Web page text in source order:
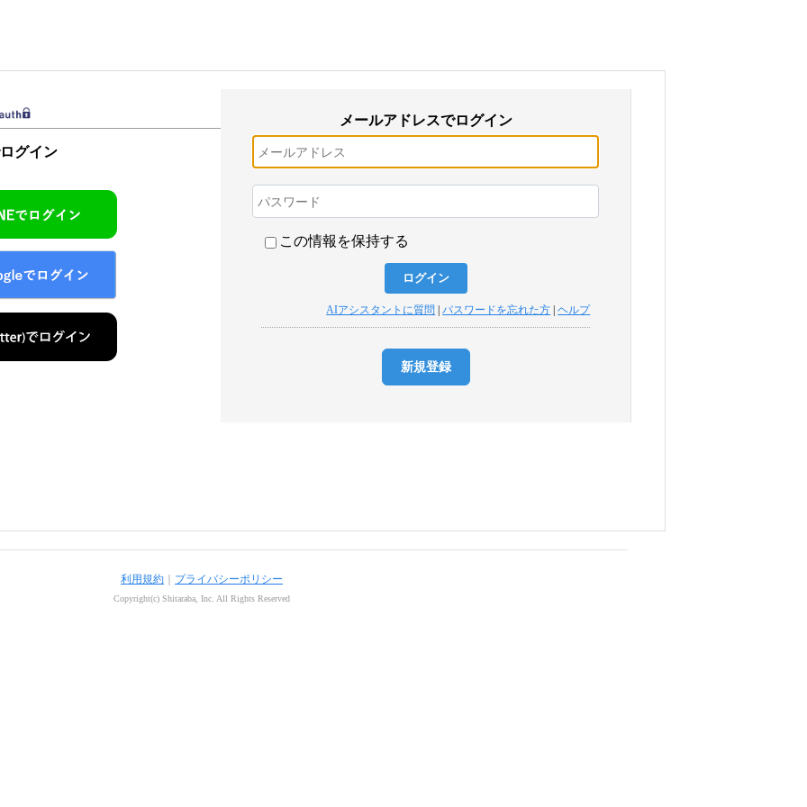
グイン
メールアドレスでログイン
この情報を保持する
AIアシスタントに質問 |パスワードを忘れた方 |ヘルプ
新規登録
利用規約 プライバシーポリシー
Copyright(c) Shitaraba, Inc. All Rights Reserved